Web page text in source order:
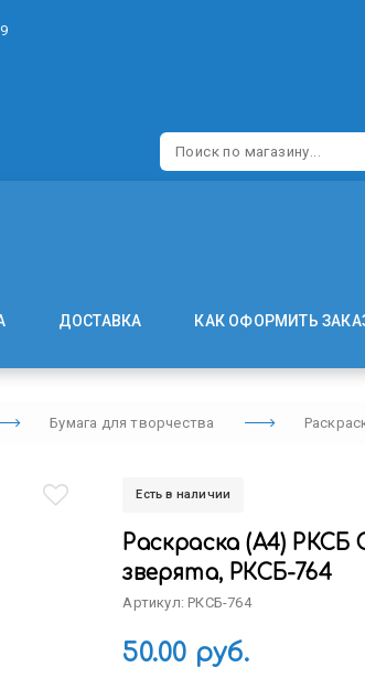
ДОСТАВКА КАК ОФОРМИТЬ
Бумага для творчества
Есть в наличии
Раскраска (А4)
зверята, РКСБ-764
Артикул: РКСБ-764
50.00 руб.